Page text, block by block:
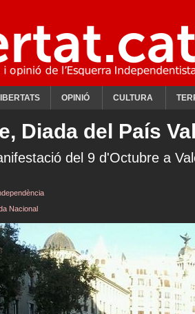
OPINIÓ CULTURA
Diada del País
del 9 d'Octubre a
Nacional